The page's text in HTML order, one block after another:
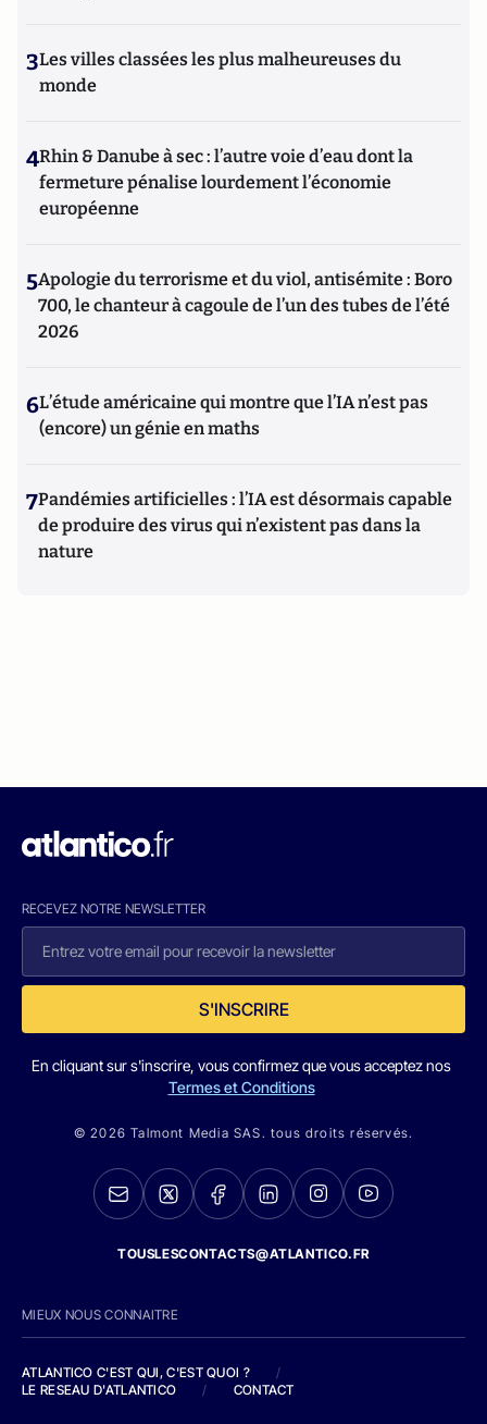
3Les villes classées les plus malheureuses du
monde
4Rhin & Danube à sec : l’autre voie d’eau dont la
fermeture pénalise lourdement l’économie
européenne
5Apologie du terrorisme et du viol, antisémite : Boro
700, le chanteur à cagoule de l’un des tubes de l’été
2026
6L’étude américaine qui montre que l’IA n’est pas
(encore) un génie en maths
7Pandémies artificielles : l’IA est désormais capable
de produire des virus qui n’existent pas dans la
nature
RECEVEZ NOTRE NEWSLETTER
S'INSCRIRE
En cliquant sur s'inscrire, vous confirmez que vous acceptez nos
Termes et Conditions
© 2026 Talmont Media SAS. tous droits réservés.
TOUSLESCONTACTS@ATLANTICO.FR
MIEUX NOUS CONNAITRE
ATLANTICO C'EST QUI, C'EST QUOI ?
/
LE RESEAU D'ATLANTICO
/ CONTACT